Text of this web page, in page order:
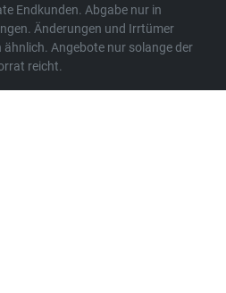
Endkunden. Abgabe nur in
Änderungen und Irrtümer
Angebote nur solange der
reicht.